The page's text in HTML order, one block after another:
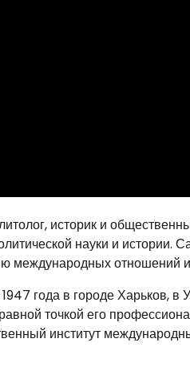
историк и
науки и истории.
международных отношений
года в городе Харьков,
точкой его
институт